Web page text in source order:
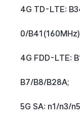
4G TD-LTE:
0/
4G FDD-LTE:
B7/B8/B28A;
5G SA: n1/n3/